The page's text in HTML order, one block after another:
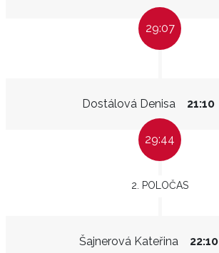
29:07
Dostálová Denisa 21:10
29:44
2. POLOČAS
Šajnerová Kateřina 22:10